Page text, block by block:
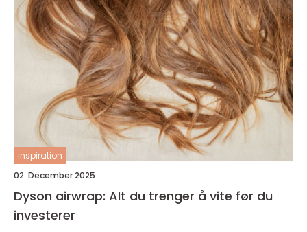
inspiration
02. December 2025
Dyson airwrap: Alt du trenger å vite før du
investerer